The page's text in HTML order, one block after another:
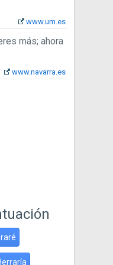
www.um.es
más; ahora
www.navarra.es